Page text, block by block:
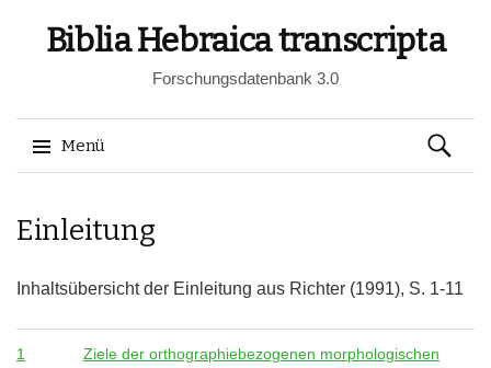
Biblia Hebraica transcripta
Forschungsdatenbank 3.0
Menü
zum
Suchen
nach:
Einleitung
Inhaltsübersicht der Einleitung aus Richter (1991), S. 1-11
1
Ziele der orthographiebezogenen morphologischen